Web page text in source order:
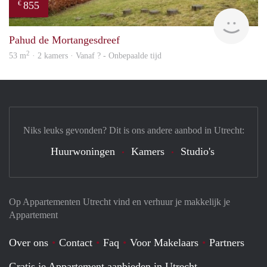
€ 855
rent
Pahud de Mortangesdreef
53 m2 · 2 kamers · Vanaf ? - Onbepaalde tijd
Op Appartementen Utrecht vind en verhuur je makkelijk je
Appartement
Over ons Contact Faq Voor Makelaars
Partners
Niks leuks gevonden? Dit is ons andere aanbod in Utrecht:
Huurwoningen Kamers Studio's